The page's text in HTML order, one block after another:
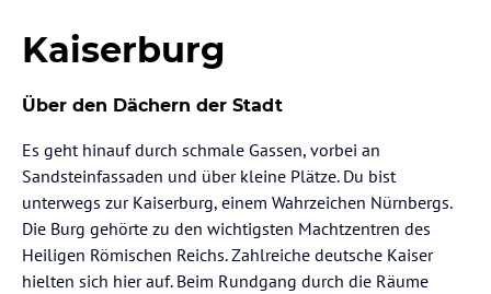
Kaiserburg
Über den Dächern der Stadt
Es geht hinauf durch schmale Gassen, vorbei an
Sandsteinfassaden und über kleine Plätze. Du bist
unterwegs zur Kaiserburg, einem Wahrzeichen Nürnbergs.
Die Burg gehörte zu den wichtigsten Machtzentren des
Heiligen Römischen Reichs. Zahlreiche deutsche Kaiser
hielten sich hier auf. Beim Rundgang durch die Räume